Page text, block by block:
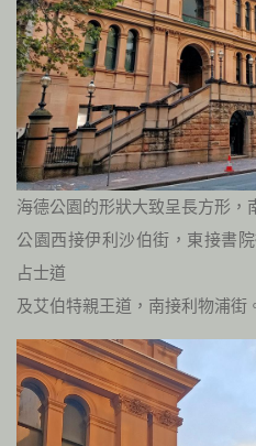
海德公園的形狀大致呈長方形，
公園西接伊利沙伯街，東接書
占士道
及艾伯特親王道，南接利物浦街